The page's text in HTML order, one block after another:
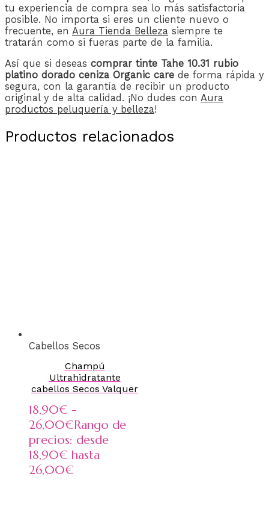
tu experiencia de compra sea lo más satisfactoria
posible. No importa si eres un cliente nuevo o
frecuente, en Aura Tienda Belleza siempre te
tratarán como si fueras parte de la familia.
Así que si deseas comprar tinte Tahe 10.31 rubio
platino dorado ceniza Organic care de forma rápida y
segura, con la garantía de recibir un producto
original y de alta calidad. ¡No dudes con Aura
productos peluquería y belleza!
Productos relacionados
Cabellos Secos
Champú
Ultrahidratante
cabellos Secos Valquer
18,90€ -
26,00€Rango de
precios: desde
18,90€ hasta
26,00€